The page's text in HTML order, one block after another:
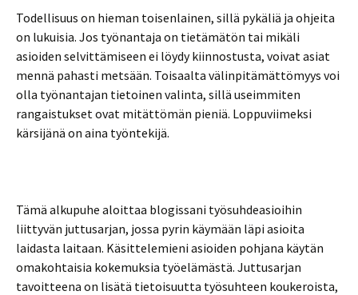
Todellisuus on hieman toisenlainen, sillä pykäliä ja ohjeita
on lukuisia. Jos työnantaja on tietämätön tai mikäli
asioiden selvittämiseen ei löydy kiinnostusta, voivat asiat
mennä pahasti metsään. Toisaalta välinpitämättömyys voi
olla työnantajan tietoinen valinta, sillä useimmiten
rangaistukset ovat mitättömän pieniä. Loppuviimeksi
kärsijänä on aina työntekijä.
Tämä alkupuhe aloittaa blogissani työsuhdeasioihin
liittyvän juttusarjan, jossa pyrin käymään läpi asioita
laidasta laitaan. Käsittelemieni asioiden pohjana käytän
omakohtaisia kokemuksia työelämästä. Juttusarjan
tavoitteena on lisätä tietoisuutta työsuhteen koukeroista,